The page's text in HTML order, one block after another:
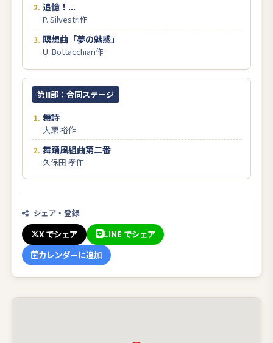
追憶！...
P. Silvestri作
瞑想曲「夢の魅惑」
U. Bottacchiari作
第Ⅲ部：合同ステージ
舞詩
大栗 裕作
舞踊風組曲第二番
久保田 孝作
シェア・登録
X でシェア
LINE でシェア
カレンダーに追加